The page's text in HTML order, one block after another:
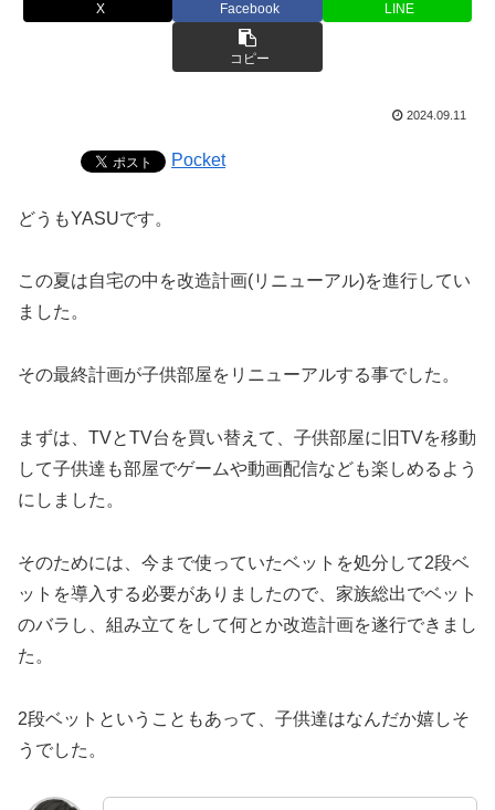
X Facebook LINE
コピー
2024.09.11
Pocket
どうもYASUです。
この夏は自宅の中を改造計画(リニューアル)を進行してい
ました。
その最終計画が子供部屋をリニューアルする事でした。
まずは、TVとTV台を買い替えて、子供部屋に旧TVを移動
して子供達も部屋でゲームや動画配信なども楽しめるよう
にしました。
そのためには、今まで使っていたベットを処分して2段ベ
ットを導入する必要がありましたので、家族総出でベット
のバラし、組み立てをして何とか改造計画を遂行できまし
た。
2段ベットということもあって、子供達はなんだか嬉しそ
うでした。